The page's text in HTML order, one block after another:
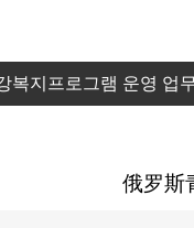
복지프로그램 운영 업
俄罗斯